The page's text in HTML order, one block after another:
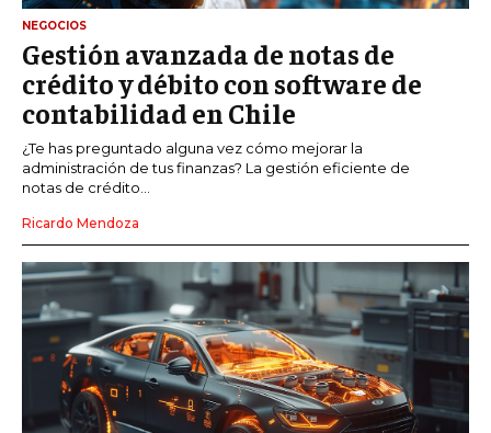
NEGOCIOS
Gestión avanzada de notas de
crédito y débito con software de
contabilidad en Chile
¿Te has preguntado alguna vez cómo mejorar la
administración de tus finanzas? La gestión eficiente de
notas de crédito...
Ricardo Mendoza